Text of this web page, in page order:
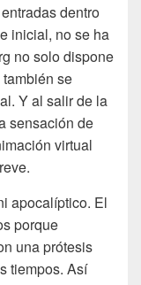
dentro
inicial, no se ha
no solo dispone
se
Y al salir de la
sensación de
virtual
apocalíptico. El
porque
una prótesis
tiempos. Así